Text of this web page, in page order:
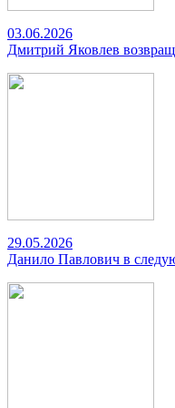
03.06.2026
Дмитрий Яковлев
29.05.2026
Данило Павлович в